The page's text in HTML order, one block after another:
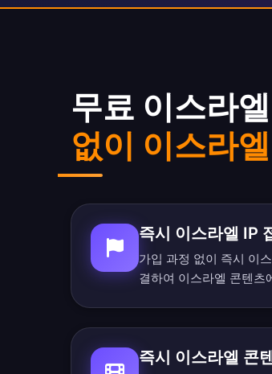
무료 이스라
없이 이스라
즉시 이스라엘 IP
가입 과정 없이 즉시 이
결하여 이스라엘 콘텐츠
즉시 이스라엘 콘